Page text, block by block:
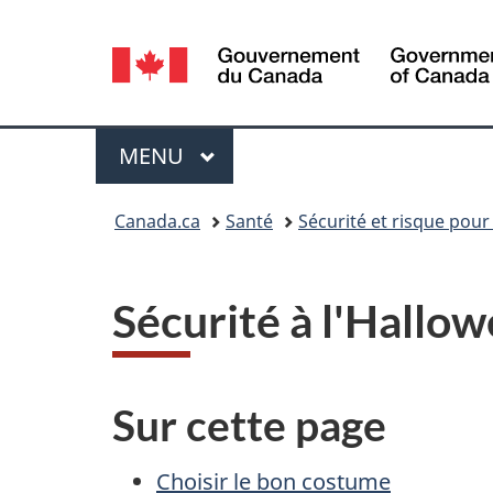
Sélection
de
la
langue
Menu
MENU PRINCIPAL
Canada.ca Santé Sécurité et risque
Sécurité à
Sur cette page
Choisir le bon costume